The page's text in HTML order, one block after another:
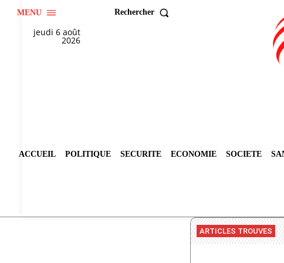
MENU Rechercher
jeudi 6 août
2026
ACCUEIL POLITIQUE SECURITE ECONOMIE SOCIETE
ARTICLES TROUVES